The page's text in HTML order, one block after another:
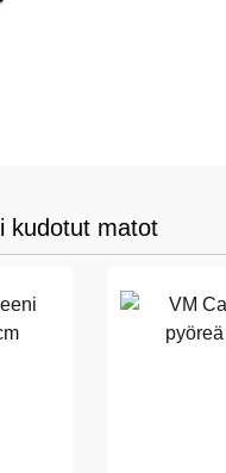
kudotut matot